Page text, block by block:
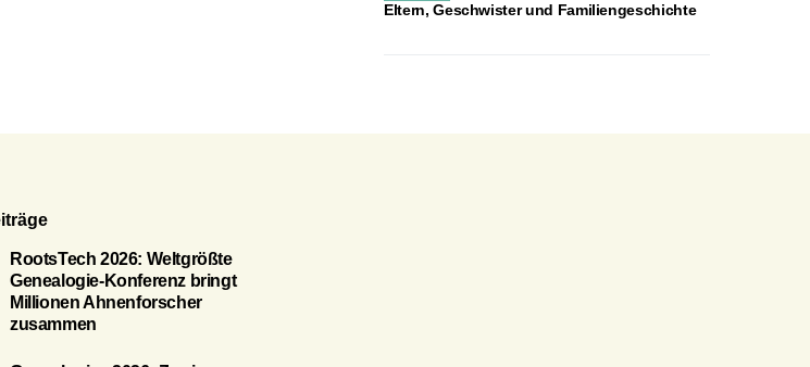
Eltern, Geschwister und Familiengeschichte
RootsTech 2026: Weltgrößte
Genealogie-Konferenz bringt
Millionen Ahnenforscher
zusammen